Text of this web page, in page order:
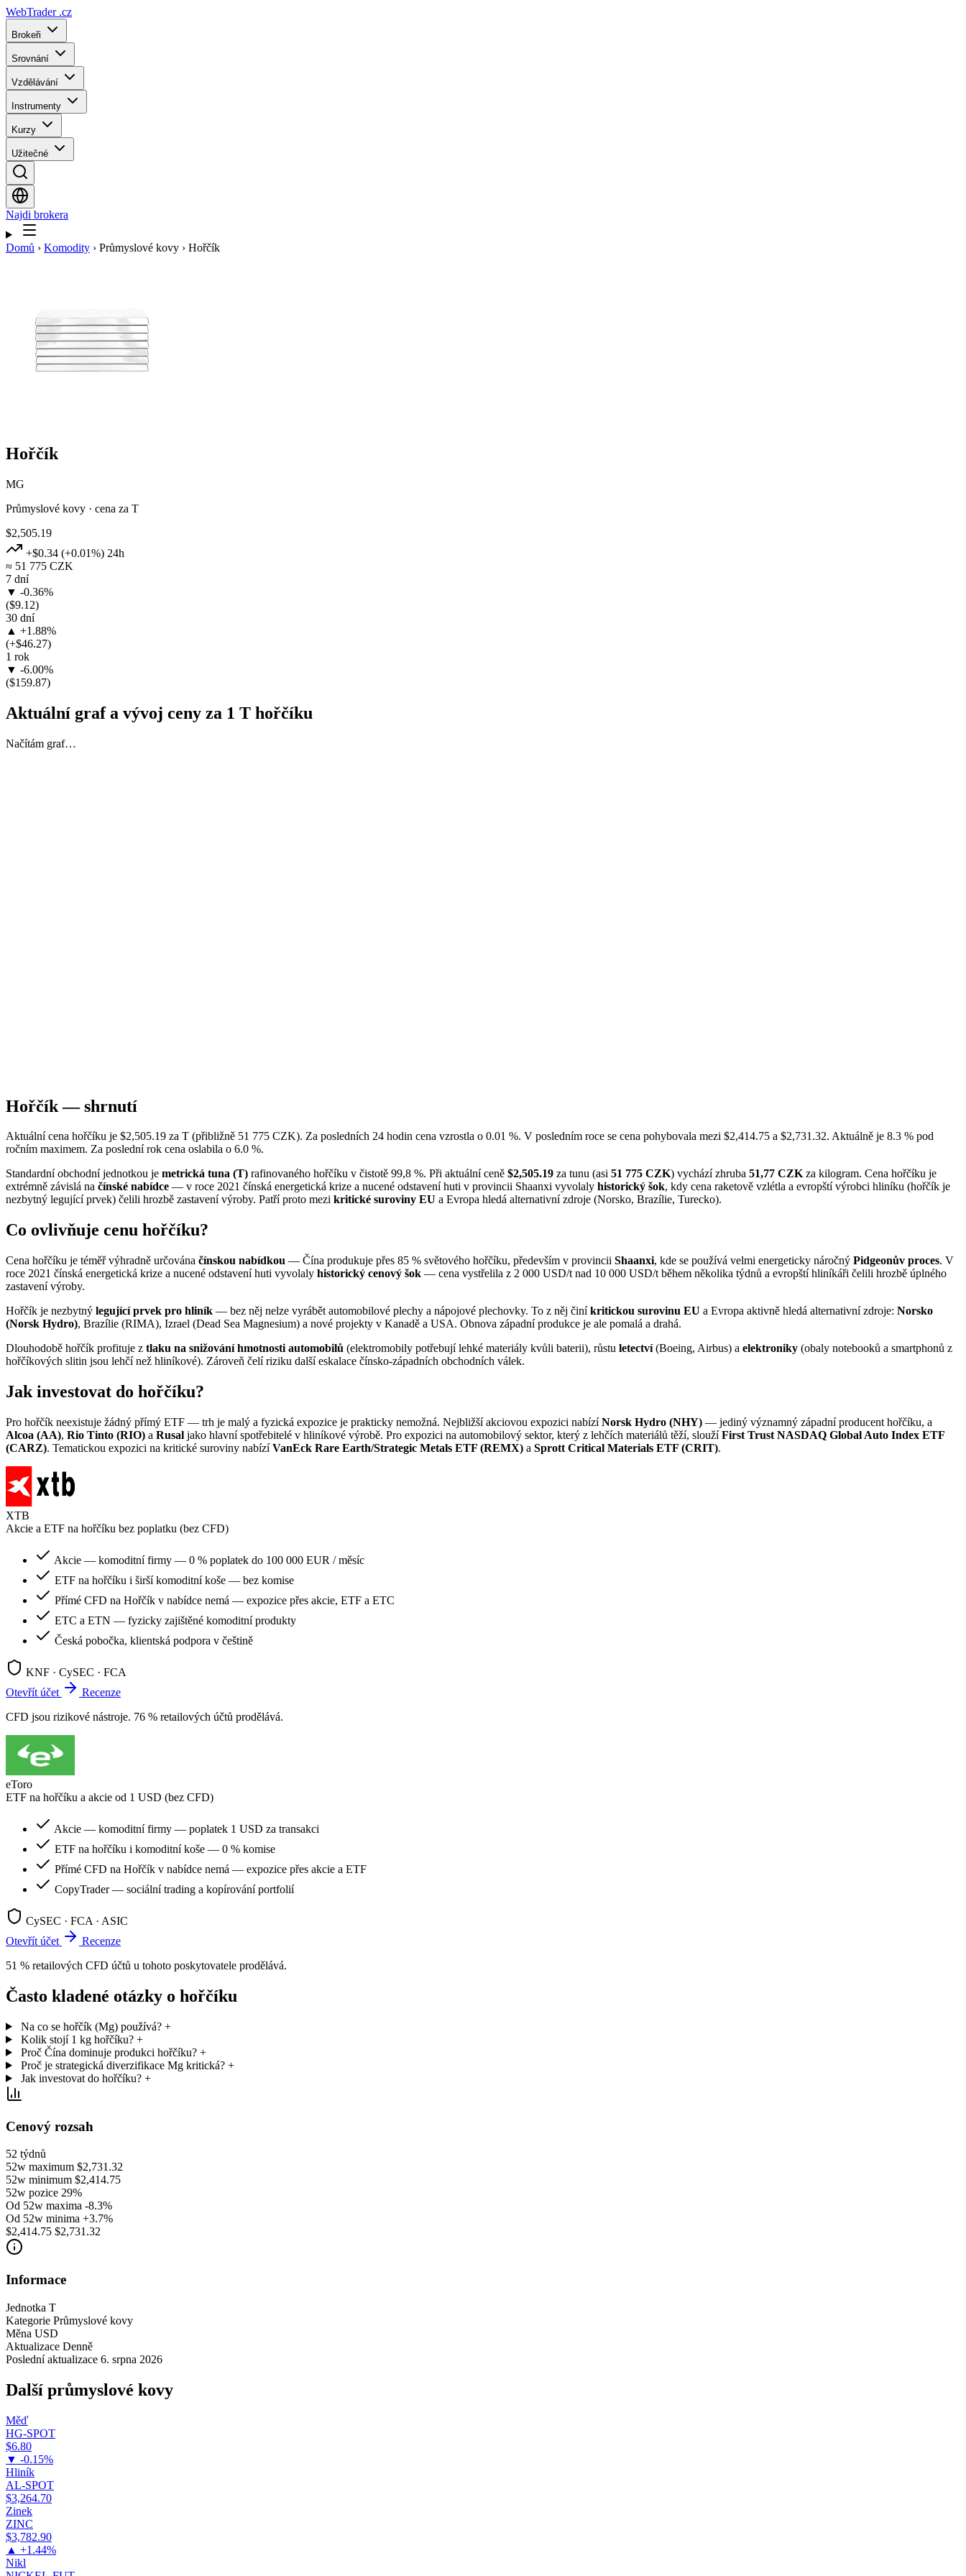
WebTrader .cz
Brokeři
Srovnání
Vzdělávání
Instrumenty
Kurzy
Užitečné
Najdi brokera
Domů › Komodity › Průmyslové kovy › Hořčík
Hořčík
MG
Průmyslové kovy · cena za T
$2,505.19
+$0.34 (+0.01%) 24h
≈ 51 775 CZK
7 dní
▼ -0.36%
($9.12)
30 dní
▲ +1.88%
(+$46.27)
1 rok
▼ -6.00%
($159.87)
Aktuální graf a vývoj ceny za 1 T hořčíku
Načítám graf…
Hořčík — shrnutí
Aktuální cena hořčíku je $2,505.19 za T (přibližně 51 775 CZK). Za posledních 24 hodin cena vzrostla o 0.01 %. V posledním roce se cena pohybovala mezi $2,414.75 a $2,731.32. Aktuálně je 8.3 % pod
ročním maximem. Za poslední rok cena oslabila o 6.0 %.
Standardní obchodní jednotkou je metrická tuna (T) rafinovaného hořčíku v čistotě 99,8 %. Při aktuální ceně $2,505.19 za tunu (asi 51 775 CZK) vychází zhruba 51,77 CZKza kilogram. Cena hořčíku je
extrémně závislá na čínské nabídce — v roce 2021 čínská energetická krize a nucené odstavení huti v provincii Shaanxi vyvolaly historický šok, kdy cena raketově vzlétla a evropští výrobci hliníku (hořčík je
nezbytný legující prvek) čelili hrozbě zastavení výroby. Patří proto mezi kritické suroviny EU a Evropa hledá alternativní zdroje (Norsko, Brazílie, Turecko).
Co ovlivňuje cenu hořčíku?
Cena hořčíku je téměř výhradně určována čínskou nabídkou — Čína produkuje přes 85 % světového hořčíku, především v provincii Shaanxi, kde se používá velmi energeticky náročný Pidgeonův proces. V
roce 2021 čínská energetická krize a nucené odstavení huti vyvolaly historický cenový šok — cena vystřelila z 2 000 USD/t nad 10 000 USD/t během několika týdnů a evropští hliníkáři čelili hrozbě úplného
zastavení výroby.
Hořčík je nezbytný legující prvek pro hliník — bez něj nelze vyrábět automobilové plechy a nápojové plechovky. To z něj činíkritickou surovinu EU a Evropa aktivně hledá alternativní zdroje: Norsko
(Norsk Hydro), Brazílie (RIMA), Izrael (Dead Sea Magnesium) a nové projekty v Kanadě a USA. Obnova západní produkce je ale pomalá a drahá.
Dlouhodobě hořčík profituje z tlaku na snižování hmotnosti automobilů (elektromobily potřebují lehké materiály kvůli baterii), růstu letectví(Boeing, Airbus) a elektroniky (obaly notebooků a smartphonů z
hořčíkových slitin jsou lehčí než hliníkové). Zároveň čelí riziku další eskalace čínsko-západních obchodních válek.
Jak investovat do hořčíku?
Pro hořčík neexistuje žádný přímý ETF — trh je malý a fyzická expozice je prakticky nemožná. Nejbližší akciovou expozici nabízíNorsk Hydro (NHY) — jediný významný západní producent hořčíku, a
Alcoa (AA), Rio Tinto (RIO) a Rusal jako hlavní spotřebitelé v hliníkové výrobě. Pro expozici na automobilový sektor, který z lehčích materiálů těží, sloužíFirst Trust NASDAQ Global Auto Index ETF
(CARZ). Tematickou expozici na kritické suroviny nabízíVanEck Rare Earth/Strategic Metals ETF (REMX) a Sprott Critical Materials ETF (CRIT).
XTB
Akcie a ETF na hořčíku bez poplatku (bez CFD)
Akcie — komoditní firmy — 0 % poplatek do 100 000 EUR / měsíc
ETF na hořčíku i širší komoditní koše — bez komise
Přímé CFD na Hořčík v nabídce nemá — expozice přes akcie, ETF a ETC
ETC a ETN — fyzicky zajištěné komoditní produkty
Česká pobočka, klientská podpora v češtině
KNF · CySEC · FCA
Otevřít účet
Recenze
CFD jsou rizikové nástroje. 76 % retailových účtů prodělává.
eToro
ETF na hořčíku a akcie od 1 USD (bez CFD)
Akcie — komoditní firmy — poplatek 1 USD za transakci
ETF na hořčíku i komoditní koše — 0 % komise
Přímé CFD na Hořčík v nabídce nemá — expozice přes akcie a ETF
CopyTrader — sociální trading a kopírování portfolií
CySEC · FCA · ASIC
Otevřít účet
Recenze
51 % retailových CFD účtů u tohoto poskytovatele prodělává.
Často kladené otázky o hořčíku
Na co se hořčík (Mg) používá? +
Kolik stojí 1 kg hořčíku? +
Proč Čína dominuje produkci hořčíku? +
Proč je strategická diverzifikace Mg kritická? +
Jak investovat do hořčíku? +
Cenový rozsah
52 týdnů
52w maximum $2,731.32
52w minimum $2,414.75
52w pozice 29%
Od 52w maxima -8.3%
Od 52w minima +3.7%
$2,414.75 $2,731.32
Informace
Jednotka T
Kategorie Průmyslové kovy
Měna USD
Aktualizace Denně
Poslední aktualizace 6. srpna 2026
Další průmyslové kovy
Měď
HG-SPOT
$6.80
▼ -0.15%
Hliník
AL-SPOT
$3,264.70
Zinek
ZINC
$3,782.90
▲ +1.44%
Nikl